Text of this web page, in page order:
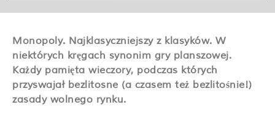
Monopoly. Najklasyczniejszy z klasyków. W
niektórych kręgach synonim gry planszowej.
Każdy pamięta wieczory, podczas których
przyswajał bezlitosne (a czasem też bezlitośnie!)
zasady wolnego rynku.